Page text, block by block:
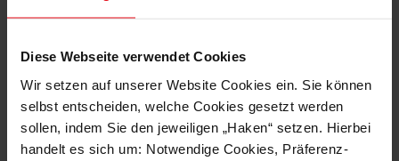
Diese Webseite verwendet Cookies
Wir setzen auf unserer Website Cookies ein. Sie können
selbst entscheiden, welche Cookies gesetzt werden
sollen, indem Sie den jeweiligen „Haken“ setzen. Hierbei
handelt es sich um: Notwendige Cookies, Präferenz-
ISO ZERTIFIKAT 14001